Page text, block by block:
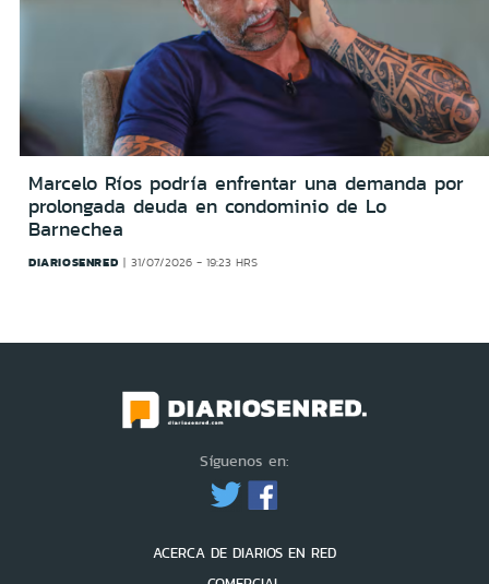
Marcelo Ríos podría enfrentar una demanda por
prolongada deuda en condominio de Lo
Barnechea
DIARIOSENRED 31/07/2026 - 19:23 HRS
Síguenos en:
ACERCA DE DIARIOS EN RED